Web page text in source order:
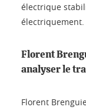
électrique
électriquement.
Florent
analyser le
Florent